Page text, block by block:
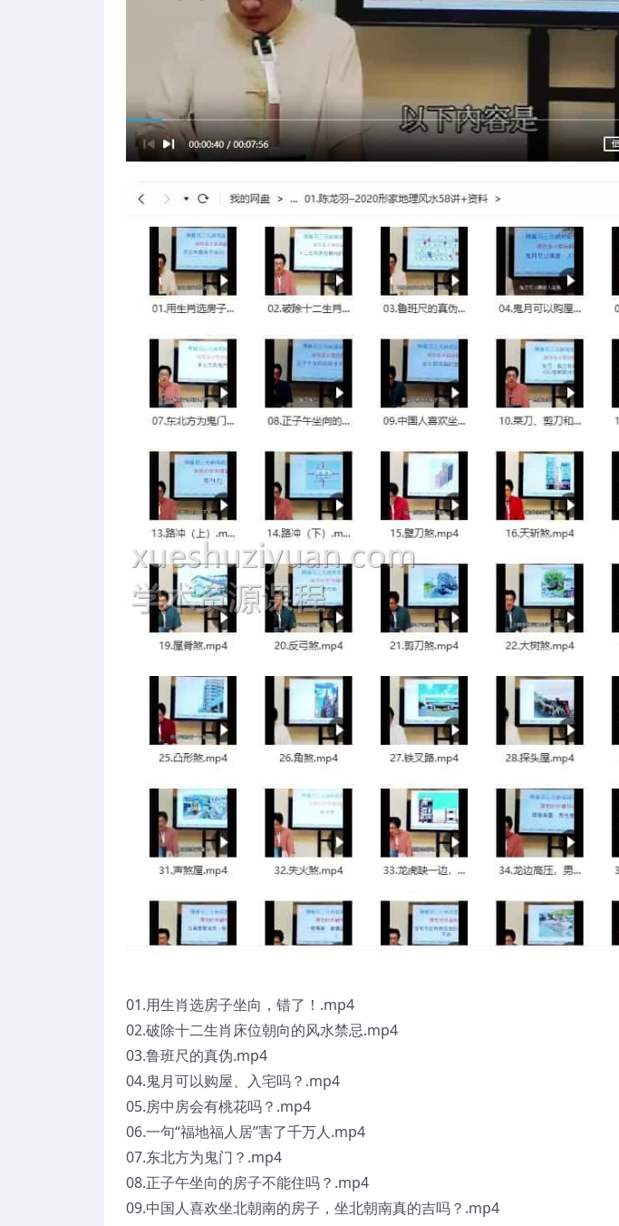
01.用生肖选房子坐向，错了！.mp4
02.破除十二生肖床位朝向的风水禁忌.mp4
03.鲁班尺的真伪.mp4
04.鬼月可以购屋、入宅吗？.mp4
05.房中房会有桃花吗？.mp4
06.一句“福地福人居”害了千万人.mp4
07.东北方为鬼门？.mp4
08.正子午坐向的房子不能住吗？.mp4
09.中国人喜欢坐北朝南的房子，坐北朝南真的吉吗？.mp4